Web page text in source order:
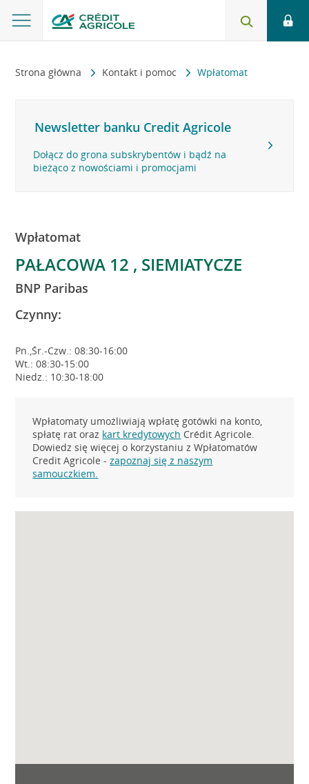
Strona główna Kontakt i pomoc Wpłatomat
Newsletter banku Credit Agricole
Dołącz do grona subskrybentów i bądź na
bieżąco z nowościami i promocjami
Wpłatomat
PAŁACOWA 12 , SIEMIATYCZE
BNP Paribas
Czynny:
Pn.,Śr.-Czw.: 08:30-16:00
Wt.: 08:30-15:00
Niedz.: 10:30-18:00
Wpłatomaty umożliwiają wpłatę gotówki na konto,
spłatę rat oraz kart kredytowych Crédit Agricole.
Dowiedz się więcej o korzystaniu z Wpłatomatów
Credit Agricole -zapoznaj się z naszym
samouczkiem.